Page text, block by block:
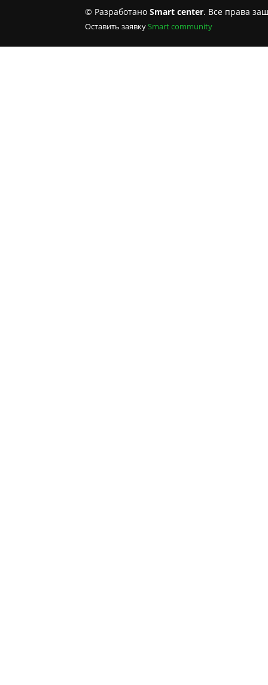
© Разработано Smart center. Все права
Оставить заявкуSmart community